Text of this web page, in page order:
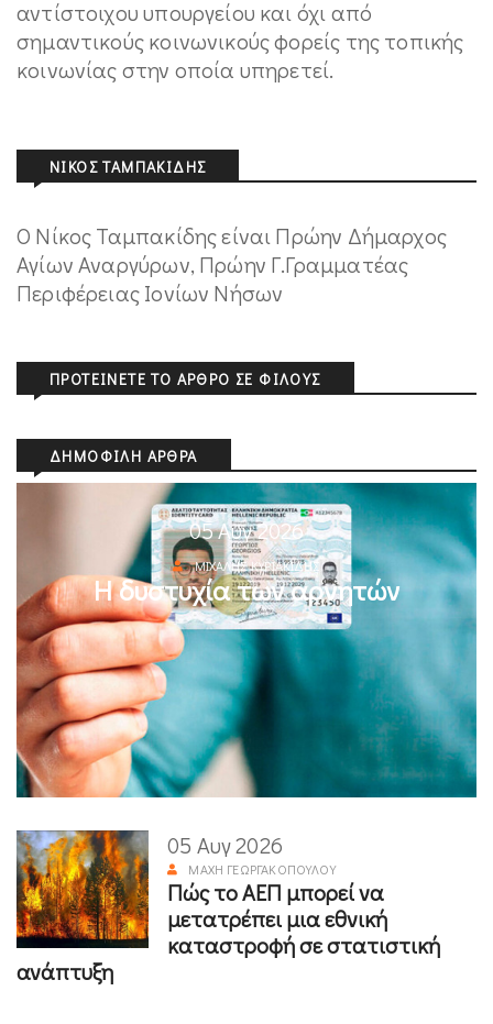
αντίστοιχου υπουργείου και όχι από
σημαντικούς κοινωνικούς φορείς της τοπικής
κοινωνίας στην οποία υπηρετεί.
ΝΊΚΟΣ ΤΑΜΠΑΚΊΔΗΣ
O Νίκος Ταμπακίδης είναι Πρώην Δήμαρχος
Αγίων Αναργύρων, Πρώην Γ.Γραμματέας
Περιφέρειας Ιονίων Νήσων
ΠΡΟΤΕΊΝΕΤΕ ΤΟ ΆΡΘΡΟ ΣΕ ΦΊΛΟΥΣ
ΔΗΜΟΦΙΛΉ ΆΡΘΡΑ
05 Αυγ 2026
ΜΙΧΆΛΗΣ ΚΥΡΙΑΚΊΔΗΣ
Η δυστυχία των αρνητών
05 Αυγ 2026
ΜΆΧΗ ΓΕΩΡΓΑΚΟΠΟΎΛΟΥ
Πώς το ΑΕΠ μπορεί να
μετατρέπει μια εθνική
καταστροφή σε στατιστική
ανάπτυξη